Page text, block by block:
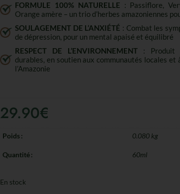
FORMULE 100% NATURELLE : Passiflore,
Orange amère – un trio d’herbes amazoniennes
SOULAGEMENT DE L’ANXIÉTÉ : Combat les
de dépression, pour un mental apaisé et équilibré
RESPECT DE L’ENVIRONNEMENT : Produit
durables, en soutien aux communautés locales et
l’Amazonie
29.90€
Poids 0.080 kg
Quantité 60ml
En stock